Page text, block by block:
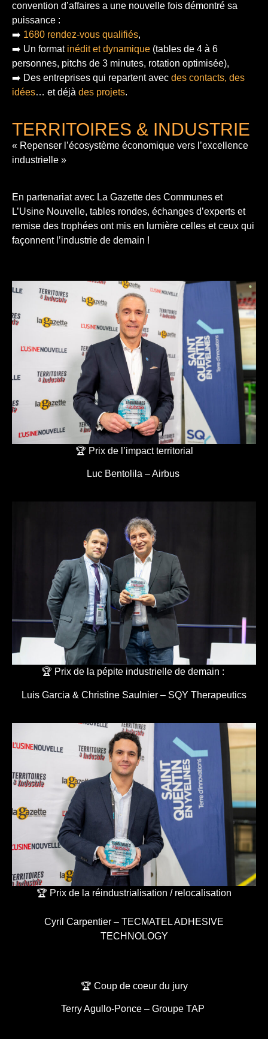
convention d’affaires a une nouvelle fois démontré sa
puissance :
➡️ 1680 rendez-vous qualifiés,
➡️ Un format inédit et dynamique (tables de 4 à 6
personnes, pitchs de 3 minutes, rotation optimisée),
➡️ Des entreprises qui repartent avec des contacts, des
idées… et déjà des projets.
TERRITOIRES & INDUSTRIE
« Repenser l’écosystème économique vers l’excellence
industrielle »
En partenariat avec La Gazette des Communes et
L’Usine Nouvelle, tables rondes, échanges d’experts et
remise des trophées ont mis en lumière celles et ceux qui
façonnent l’industrie de demain !
🏆 Prix de l’impact territorial
Luc Bentolila – Airbus
🏆 Prix de la pépite industrielle de demain :
Luis Garcia & Christine Saulnier – SQY Therapeutics
🏆 Prix de la réindustrialisation / relocalisation
Cyril Carpentier – TECMATEL ADHESIVE
TECHNOLOGY
🏆 Coup de coeur du jury
Terry Agullo-Ponce – Groupe TAP